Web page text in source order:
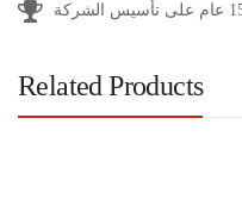
Related Products